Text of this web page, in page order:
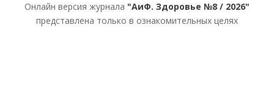
Онлайн версия журнала "АиФ. Здоровье №8 / 2026"
представлена только в ознакомительных целях